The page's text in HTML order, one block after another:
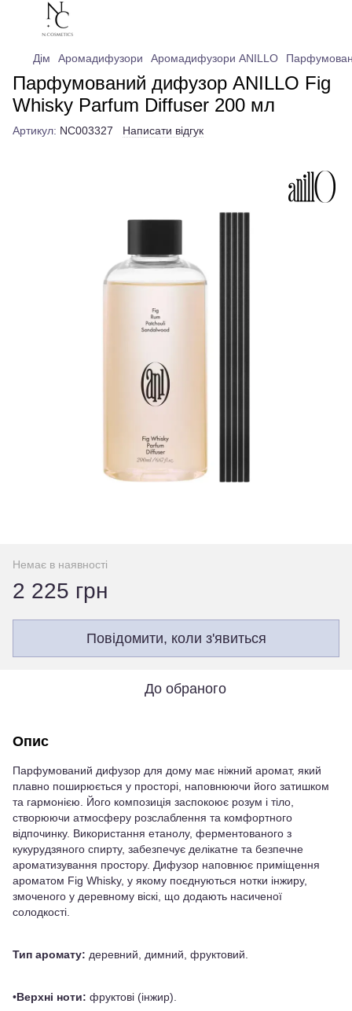
Дім Аромадифузори Аромадифузори ANILLO
Парфумований дифузор ANILLO Fig
Whisky Parfum Diffuser 200 мл
Артикул: NC003327 Написати відгук
Немає в наявності
2 225 грн
Повідомити, коли з'явиться
До обраного
Опис
Парфумований дифузор для дому має ніжний аромат, який
плавно поширюється у просторі, наповнюючи його затишком
та гармонією. Його композиція заспокоює розум і тіло,
створюючи атмосферу розслаблення та комфортного
відпочинку. Використання етанолу, ферментованого з
кукурудзяного спирту, забезпечує делікатне та безпечне
ароматизування простору. Дифузор наповнює приміщення
ароматом Fig Whisky, у якому поєднуються нотки інжиру,
змоченого у деревному віскі, що додають насиченої
солодкості.
Тип аромату: деревний, димний, фруктовий.
•Верхні ноти: фруктові (інжир).